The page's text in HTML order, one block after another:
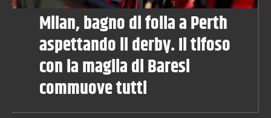
Milan, bagno di folla a Perth
aspettando il derby. Il tifoso
con la maglia di Baresi
commuove tutti